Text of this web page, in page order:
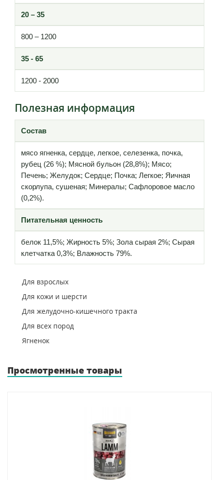
20 – 35
800 – 1200
35 - 65
1200 - 2000
Полезная информация
Состав
мясо ягненка, сердце, легкое, селезенка, почка,
рубец (26 %); Мясной бульон (28,8%); Мясо;
Печень; Желудок; Сердце; Почка; Легкое; Яичная
скорлупа, сушеная; Минералы; Сафлоровое масло
(0,2%).
Питательная ценность
белок 11,5%; Жирность 5%; Зола сырая 2%; Сырая
клетчатка 0,3%; Влажность 79%.
Для взрослых
Для кожи и шерсти
Для желудочно-кишечного тракта
Для всех пород
Ягненок
Просмотренные товары